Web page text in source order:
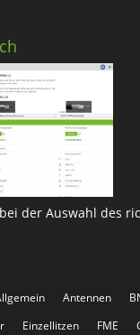
der Auswahl des
Antennen
Einzellitzen FME